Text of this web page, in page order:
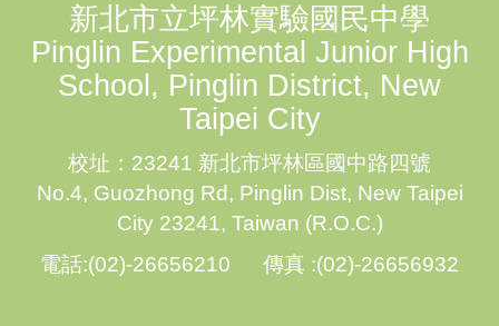
新北市立坪林實驗國民中學
Pinglin Experimental Junior High
School, Pinglin District, New
Taipei City
校址：23241 新北市坪林區國中路四號
No.4, Guozhong Rd, Pinglin Dist, New Taipei
City 23241, Taiwan (R.O.C.)
電話:(02)-26656210 傳真 :(02)-26656932